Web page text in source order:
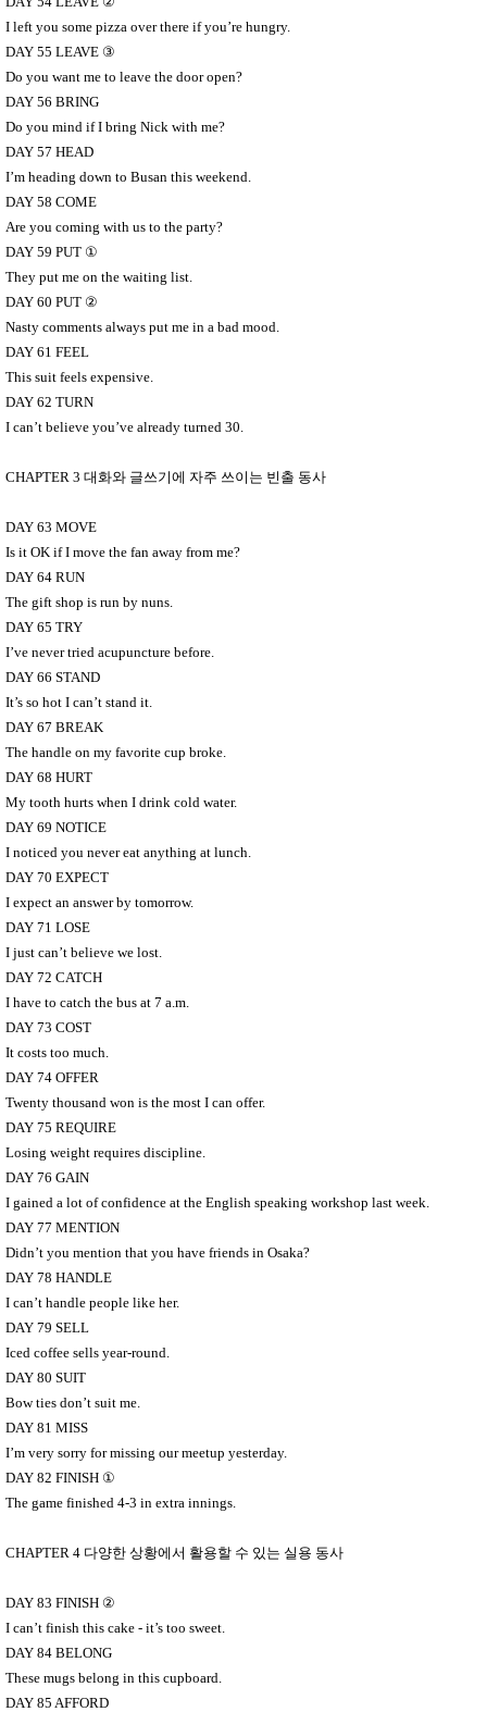
I left you some pizza over there if you’re hungry.
DAY 55 LEAVE ③
Do you want me to leave the door open?
DAY 56 BRING
Do you mind if I bring Nick with me?
DAY 57 HEAD
I’m heading down to Busan this weekend.
DAY 58 COME
Are you coming with us to the party?
DAY 59 PUT ①
They put me on the waiting list.
DAY 60 PUT ②
Nasty comments always put me in a bad mood.
DAY 61 FEEL
This suit feels expensive.
DAY 62 TURN
I can’t believe you’ve already turned 30.
CHAPTER 3 대화와 글쓰기에 자주 쓰이는 빈출 동사
DAY 63 MOVE
Is it OK if I move the fan away from me?
DAY 64 RUN
The gift shop is run by nuns.
DAY 65 TRY
I’ve never tried acupuncture before.
DAY 66 STAND
It’s so hot I can’t stand it.
DAY 67 BREAK
The handle on my favorite cup broke.
DAY 68 HURT
My tooth hurts when I drink cold water.
DAY 69 NOTICE
I noticed you never eat anything at lunch.
DAY 70 EXPECT
I expect an answer by tomorrow.
DAY 71 LOSE
I just can’t believe we lost.
DAY 72 CATCH
I have to catch the bus at 7 a.m.
DAY 73 COST
It costs too much.
DAY 74 OFFER
Twenty thousand won is the most I can offer.
DAY 75 REQUIRE
Losing weight requires discipline.
DAY 76 GAIN
I gained a lot of confidence at the English speaking workshop last week.
DAY 77 MENTION
Didn’t you mention that you have friends in Osaka?
DAY 78 HANDLE
I can’t handle people like her.
DAY 79 SELL
Iced coffee sells year-round.
DAY 80 SUIT
Bow ties don’t suit me.
DAY 81 MISS
I’m very sorry for missing our meetup yesterday.
DAY 82 FINISH ①
The game finished 4-3 in extra innings.
CHAPTER 4 다양한 상황에서 활용할 수 있는 실용 동사
DAY 83 FINISH ②
I can’t finish this cake - it’s too sweet.
DAY 84 BELONG
These mugs belong in this cupboard.
DAY 85 AFFORD